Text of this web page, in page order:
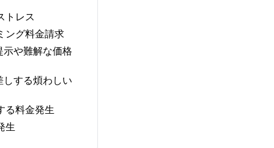
トレス
ング料金請求
や難解な価格
する煩わしい
る料金発生
生